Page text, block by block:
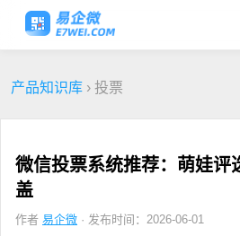
产品知识库 › 投票
微信投票系统推荐：萌娃评
盖
作者 易企微 · 发布时间：2026-06-01